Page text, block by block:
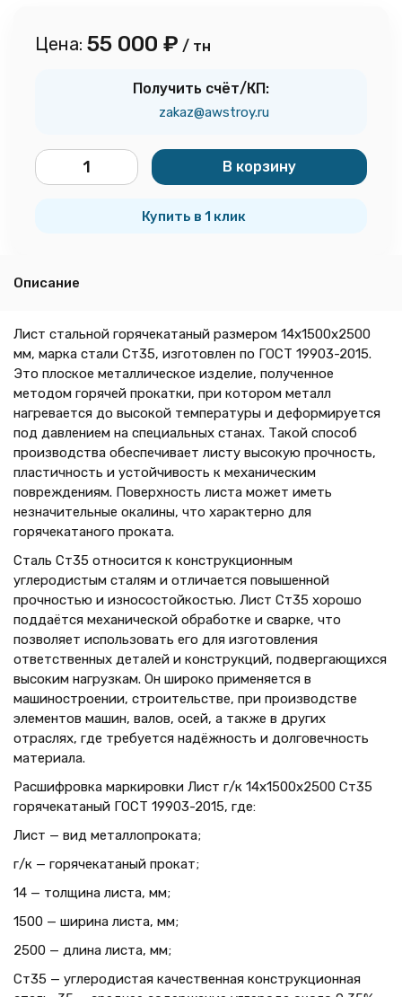
Цена: 55 000 ₽ / тн
Получить счёт/КП:
zakaz@awstroy.ru
В корзину
Купить в 1 клик
Описание
Лист стальной горячекатаный размером 14х1500х2500
мм, марка стали Ст35, изготовлен по ГОСТ 19903-2015.
Это плоское металлическое изделие, полученное
методом горячей прокатки, при котором металл
нагревается до высокой температуры и деформируется
под давлением на специальных станах. Такой способ
производства обеспечивает листу высокую прочность,
пластичность и устойчивость к механическим
повреждениям. Поверхность листа может иметь
незначительные окалины, что характерно для
горячекатаного проката.
Сталь Ст35 относится к конструкционным
углеродистым сталям и отличается повышенной
прочностью и износостойкостью. Лист Ст35 хорошо
поддаётся механической обработке и сварке, что
позволяет использовать его для изготовления
ответственных деталей и конструкций, подвергающихся
высоким нагрузкам. Он широко применяется в
машиностроении, строительстве, при производстве
элементов машин, валов, осей, а также в других
отраслях, где требуется надёжность и долговечность
материала.
Расшифровка маркировки Лист г/к 14х1500x2500 Ст35
горячекатаный ГОСТ 19903-2015, где:
Лист — вид металлопроката;
г/к — горячекатаный прокат;
14 — толщина листа, мм;
1500 — ширина листа, мм;
2500 — длина листа, мм;
Ст35 — углеродистая качественная конструкционная